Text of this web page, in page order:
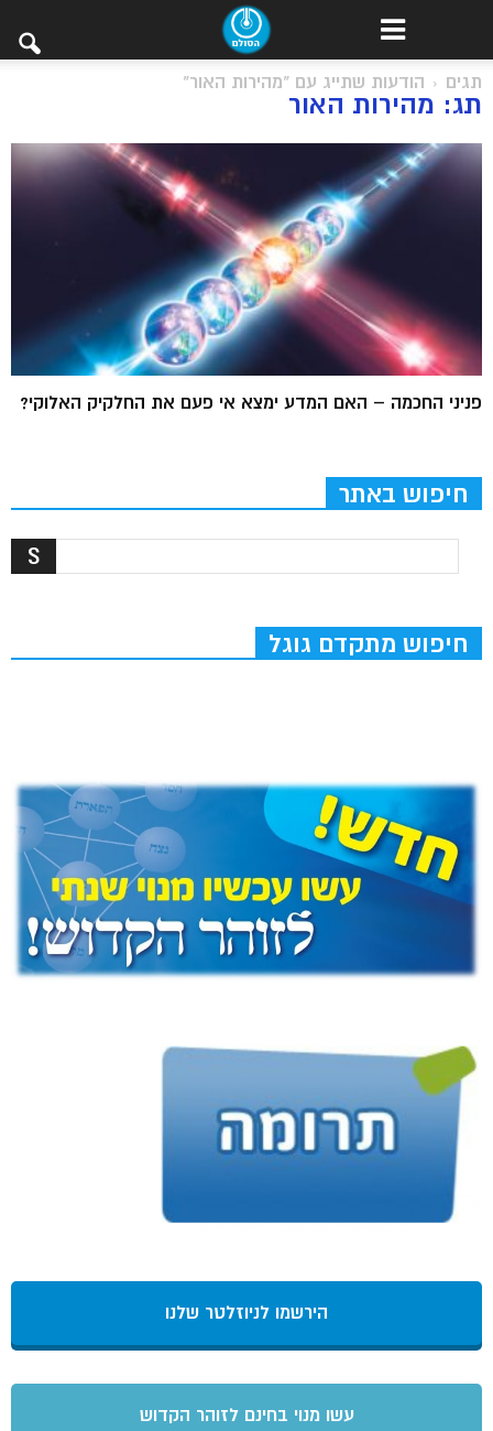
תגים הודעות שתייג עם "מהירות האור"
תג: מהירות האור
פניני החכמה – האם המדע ימצא אי פעם את החלקיק האלוקי?
חיפוש באתר
חיפוש מתקדם גוגל
הירשמו לניוזלטר שלנו
עשו מנוי בחינם לזוהר הקדוש